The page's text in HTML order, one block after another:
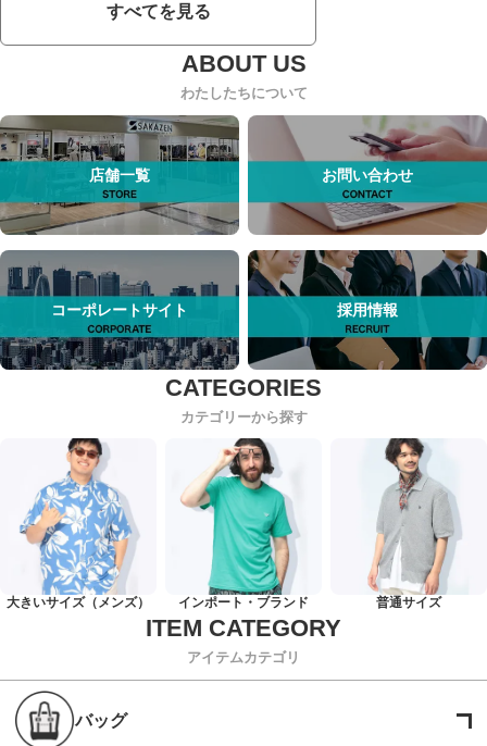
すべてを見る
わたしたちについて
店舗一覧 お問い合わせ
コーポレートサイト 採用情報
カテゴリーから探す
大きいサイズ（メンズ） インポート・ブランド 普通サイズ
アイテムカテゴリ
バッグ